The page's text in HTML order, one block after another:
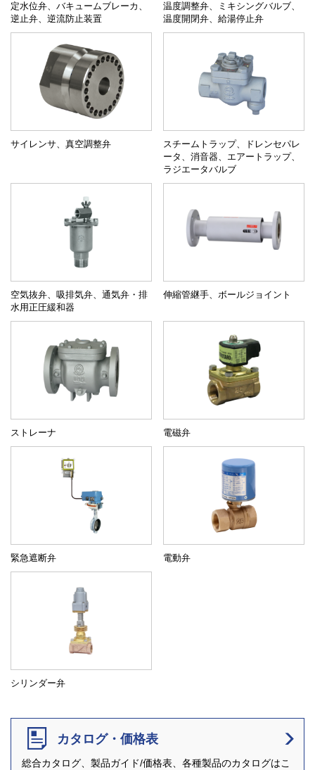
定水位弁、バキュームブレーカ、
逆止弁、逆流防止装置
温度調整弁、ミキシングバルブ、
温度開閉弁、給湯停止弁
サイレンサ、真空調整弁
スチームトラップ、ドレンセパレ
ータ、消音器、エアートラップ、
ラジエータバルブ
空気抜弁、吸排気弁、通気弁・排
水用正圧緩和器
伸縮管継手、ボールジョイント
ストレーナ 電磁弁
緊急遮断弁 電動弁
シリンダー弁
カタログ・価格表
総合カタログ、製品ガイド/価格表、各種製品のカタログはこ